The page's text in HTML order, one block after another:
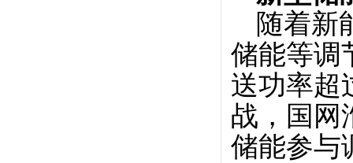
随着新
储能等调
送功率超
战，国网
储能参与